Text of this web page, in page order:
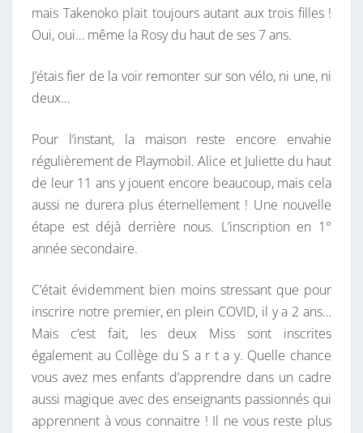
mais Takenoko plait toujours autant aux trois filles !
Oui, oui… même la Rosy du haut de ses 7 ans.
J’étais fier de la voir remonter sur son vélo, ni une, ni
deux…
Pour l’instant, la maison reste encore envahie
régulièrement de Playmobil. Alice et Juliette du haut
de leur 11 ans y jouent encore beaucoup, mais cela
aussi ne durera plus éternellement ! Une nouvelle
étape est déjà derrière nous. L’inscription en 1°
année secondaire.
C’était évidemment bien moins stressant que pour
inscrire notre premier, en plein COVID, il y a 2 ans…
Mais c’est fait, les deux Miss sont inscrites
également au Collège du S a r t a y. Quelle chance
vous avez mes enfants d’apprendre dans un cadre
aussi magique avec des enseignants passionnés qui
apprennent à vous connaitre ! Il ne vous reste plus